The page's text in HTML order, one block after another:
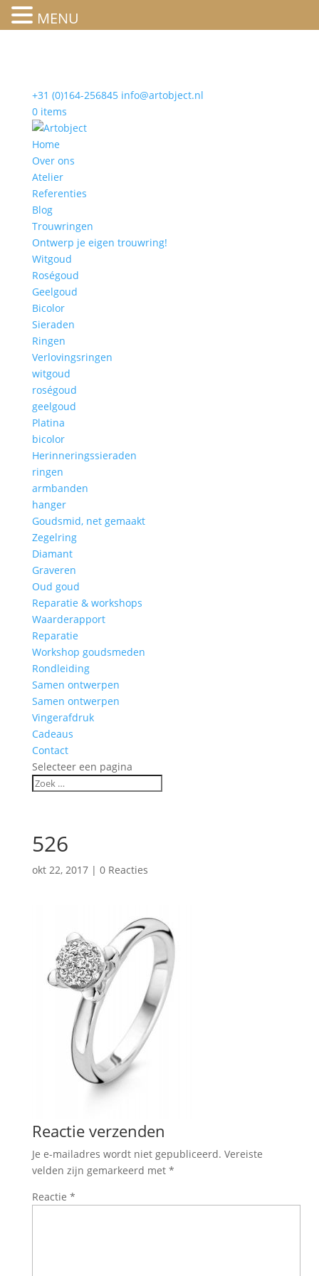
+31 (0)164-256845 info@artobject.nl
0 items
Home
Over ons
Atelier
Referenties
Blog
Trouwringen
Ontwerp je eigen trouwring!
Witgoud
Roségoud
Geelgoud
Bicolor
Sieraden
Ringen
Verlovingsringen
witgoud
roségoud
geelgoud
Platina
bicolor
Herinneringssieraden
ringen
armbanden
hanger
Goudsmid, net gemaakt
Zegelring
Diamant
Graveren
Oud goud
Reparatie & workshops
Waarderapport
Reparatie
Workshop goudsmeden
Rondleiding
Samen ontwerpen
Samen ontwerpen
Vingerafdruk
Cadeaus
Contact
Selecteer een pagina
526
okt 22, 2017| 0 Reacties
Reactie verzenden
Je e-mailadres wordt niet gepubliceerd. Vereiste
velden zijn gemarkeerd met *
Reactie *
MENU